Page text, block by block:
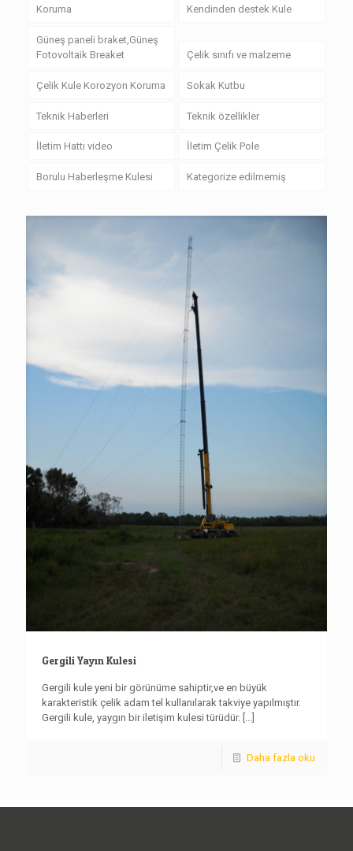
Koruma Kendinden destek Kule
Güneş paneli braket,Güneş
Fotovoltaik Breaket
Çelik sınıfı ve malzeme
Çelik Kule Korozyon Koruma Sokak Kutbu
Teknik Haberleri Teknik özellikler
İletim Hattı video İletim Çelik Pole
Borulu Haberleşme Kulesi Kategorize edilmemiş
Gergili Yayın Kulesi
Gergili kule yeni bir görünüme sahiptir,ve en büyük
karakteristik çelik adam tel kullanılarak takviye yapılmıştır.
Gergili kule, yaygın bir iletişim kulesi türüdür. [...]
Daha fazla oku